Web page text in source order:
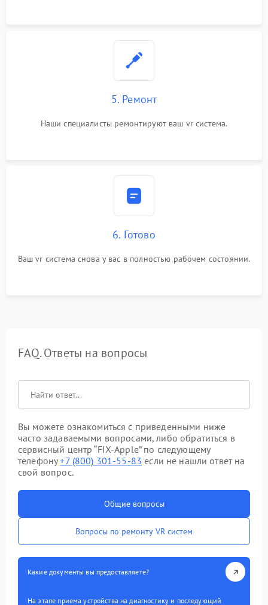
5. Ремонт
Наши специалисты ремонтируют ваш vr система.
6. Готово
Ваш vr система снова у вас в полностью рабочем состоянии.
FAQ. Ответы на вопросы
Вы можете ознакомиться с приведенными ниже
часто задаваемыми вопросами, либо обратиться в
сервисный центр “FIX-Apple” по следующему
телефону+7 (800) 301-55-83 если не нашли ответ на
свой вопрос.
Общие вопросы
Вопросы по ремонту VR систем
Какие документы вы предоставляете?
На этапе приема устройства на диагностику и последующий